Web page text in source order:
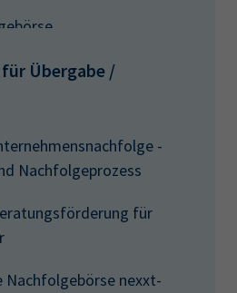
Übergabe /
-
Nachfolgeprozess
für
Nachfolgebörse nexxt-